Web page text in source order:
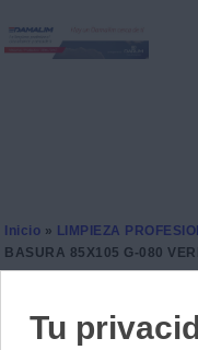
Inicio » LIMPIEZA
BASURA 85X105 G-080